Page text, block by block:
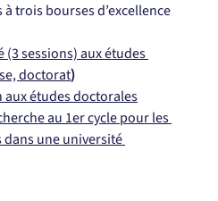
trois bourses d’excellence
sessions) aux études
doctorat)
aux études doctorales
au 1er cycle pour les
une université